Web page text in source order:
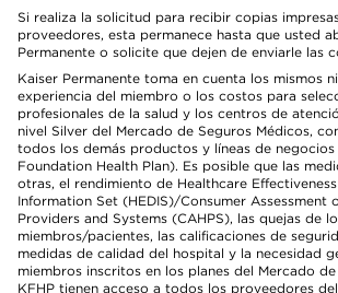
Si realiza la solicitud para recibir copias
proveedores, esta permanece hasta que usted
Permanente o solicite que dejen de enviarle las
Kaiser Permanente toma en cuenta los mismos
experiencia del miembro o los costos para
profesionales de la salud y los centros de
nivel Silver del Mercado de Seguros Médicos,
todos los demás productos y líneas de negocios
Foundation Health Plan). Es posible que las
otras, el rendimiento de Healthcare
Information Set (HEDIS)/Consumer Assessment
Providers and Systems (CAHPS), las quejas de
miembros/pacientes, las calificaciones de
medidas de calidad del hospital y la necesidad
miembros inscritos en los planes del Mercado
KFHP tienen acceso a todos los proveedores